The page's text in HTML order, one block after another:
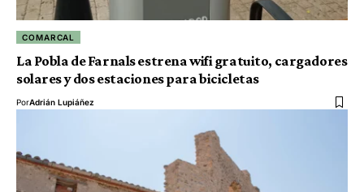
COMARCAL
La Pobla de Farnals estrena wifi gratuito, cargadores
solares y dos estaciones para bicicletas
PorAdrián Lupiáñez